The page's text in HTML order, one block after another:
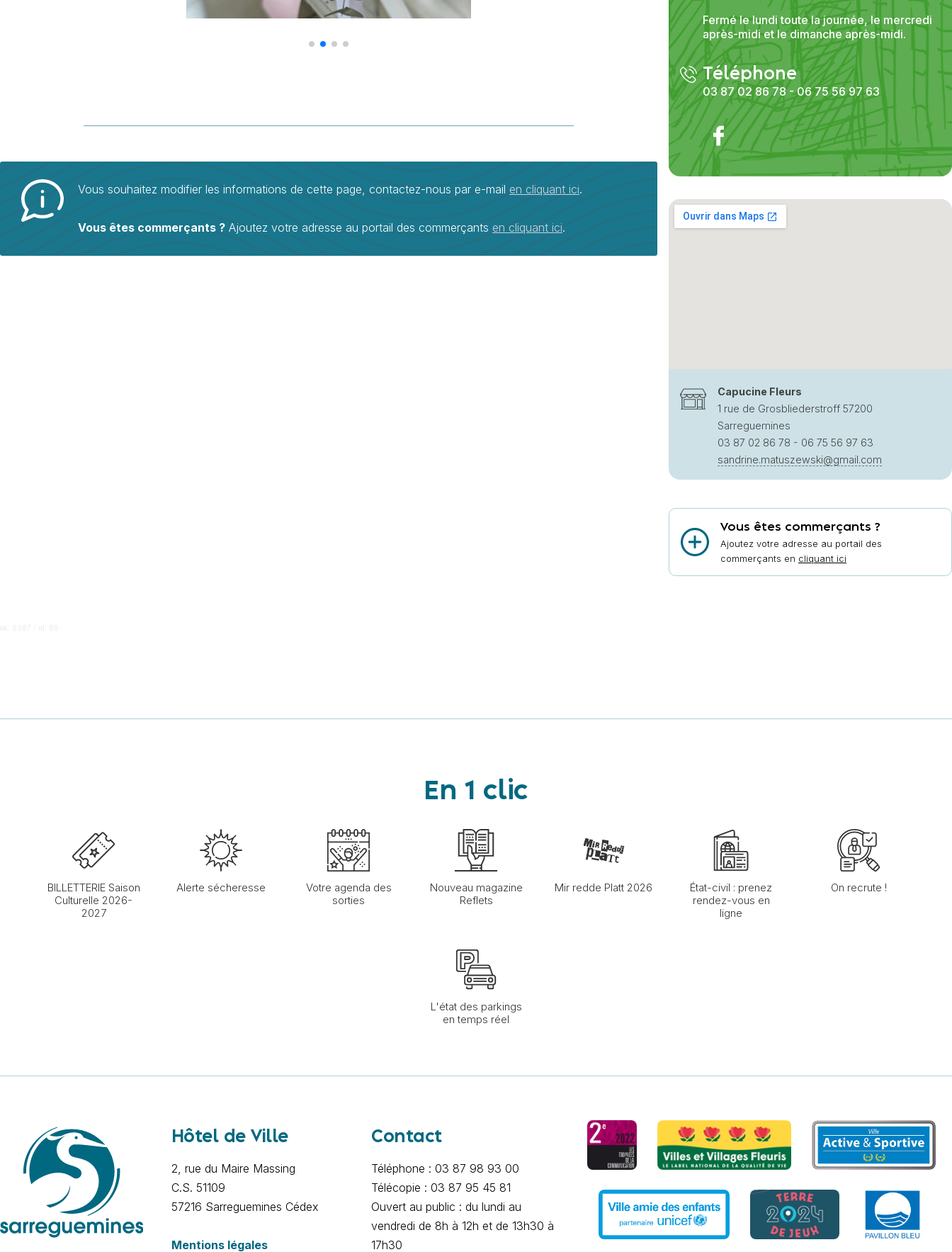
Vous souhaitez modifier les informations de cette page, contactez-nous par e-mail en cliquant ici.
Vous êtes commerçants ? Ajoutez votre adresse au portail des commerçants en cliquant ici.
Fermé le lundi toute la journée, le mercredi
après-midi et le dimanche après-midi.
Téléphone
03 87 02 86 78 - 06 75 56 97 63
Capucine Fleurs
1 rue de Grosbliederstroff 57200
Sarreguemines
03 87 02 86 78 - 06 75 56 97 63
sandrine.matuszewski@gmail.com
Vous êtes commerçants ?
Ajoutez votre adresse au portail des
commerçants en cliquant ici
ok: 5387 / id: 65
En 1 clic
BILLETTERIE Saison
Culturelle 2026-
2027
Alerte sécheresse
Votre agenda des
sorties
Nouveau magazine
Reflets
Mir redde Platt 2026
État-civil : prenez
rendez-vous en
ligne
On recrute !
L'état des parkings
en temps réel
Hôtel de Ville
2, rue du Maire Massing
C.S. 51109
57216 Sarreguemines Cédex
Mentions légales
Contact
Téléphone : 03 87 98 93 00
Télécopie : 03 87 95 45 81
Ouvert au public : du lundi au
vendredi de 8h à 12h et de 13h30 à
17h30